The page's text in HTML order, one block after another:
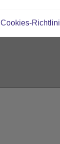
Cookies-